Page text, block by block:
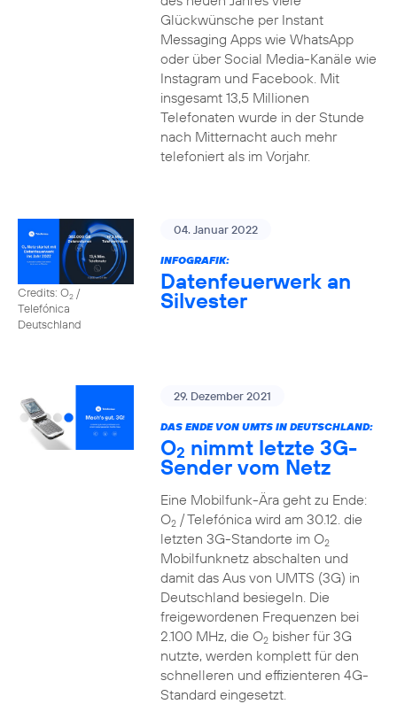
Glückwünsche per Instant
Messaging Apps wie WhatsApp
oder über Social Media-Kanäle wie
Instagram und Facebook. Mit
insgesamt 13,5 Millionen
Telefonaten wurde in der Stunde
nach Mitternacht auch mehr
telefoniert als im Vorjahr.
Credits: O2 /
Telefónica
Deutschland
04. Januar 2022
INFOGRAFIK:
Datenfeuerwerk an
Silvester
29. Dezember 2021
DAS ENDE VON UMTS IN DEUTSCHLAND:
O2 nimmt letzte 3G-
Sender vom Netz
Eine Mobilfunk-Ära geht zu Ende:
O2/ Telefónica wird am 30.12. die
letzten 3G-Standorte im O2
Mobilfunknetz abschalten und
damit das Aus von UMTS (3G) in
Deutschland besiegeln. Die
freigewordenen Frequenzen bei
2.100 MHz, die O2bisher für 3G
nutzte, werden komplett für den
schnelleren und effizienteren 4G-
Standard eingesetzt.